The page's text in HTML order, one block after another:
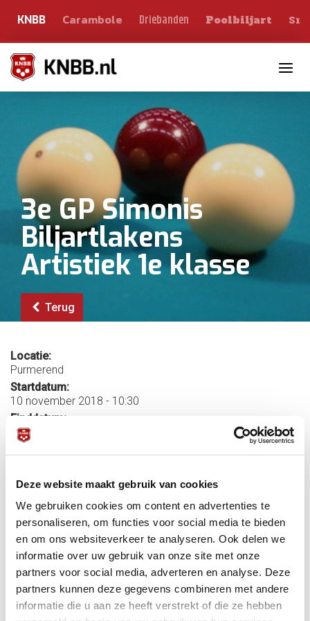
Deze website maakt gebruik van cookies
We gebruiken cookies om content en advertenties te
personaliseren, om functies voor social media te bieden
en om ons websiteverkeer te analyseren. Ook delen we
informatie over uw gebruik van onze site met onze
partners voor social media, adverteren en analyse. Deze
partners kunnen deze gegevens combineren met andere
informatie die u aan ze heeft verstrekt of die ze hebben
KNBB Carambole Driebanden Poolbiljart
3e GP Simonis
Biljartlakens
Artistiek 1e klasse
Terug
Locatie:
Purmerend
Startdatum:
10 november 2018 - 10:30
Einddatum:
11 november 2018 - 18:00
Meer informatie:
Reglement Biljart Artistiek
Informatie m.b.t. Grand Prix Biljart Artistiek 1e klasse
Inschrijfgerechtigden Biljart Artistiek 1e klasse
Aanmelden op de reservelijst
Inschrijving gesloten 15 juni 2018
Inschrijving geopend 1 mei 2018
Contactpersoon Bondsbureau: Ad Klijn Telefoon: 030-